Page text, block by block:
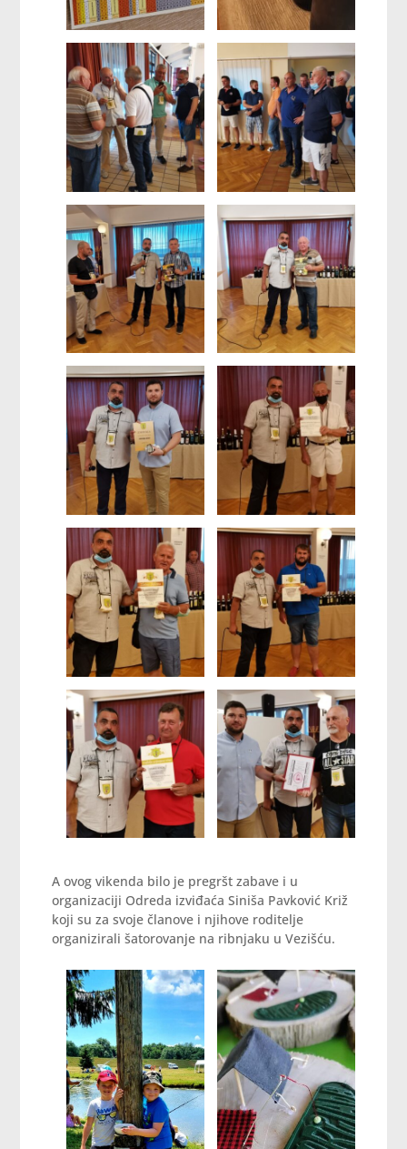
A ovog vikenda bilo je pregršt zabave i u
organizaciji Odreda izviđaća Siniša Pavković Križ
koji su za svoje članove i njihove roditelje
organizirali šatorovanje na ribnjaku u Vezišću.